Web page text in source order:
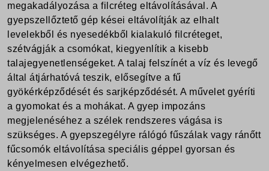
megakadályozása a filcréteg eltávolításával. A
gyepszellőztető gép kései eltávolítják az elhalt
levelekből és nyesedékből kialakuló filcréteget,
szétvágják a csomókat, kiegyenlítik a kisebb
talajegyenetlenségeket. A talaj felszínét a víz és levegő
által átjárhatóvá teszik, elősegítve a fű
gyökérképződését és sarjképződését. A művelet gyéríti
a gyomokat és a mohákat. A gyep impozáns
megjelenéséhez a szélek rendszeres vágása is
szükséges. A gyepszegélyre rálógó fűszálak vagy ránőtt
fűcsomók eltávolítása speciális géppel gyorsan és
kényelmesen elvégezhető.